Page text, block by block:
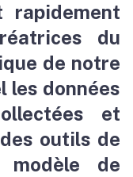
rapidement
du
de notre
les données
et
outils de
modèle de